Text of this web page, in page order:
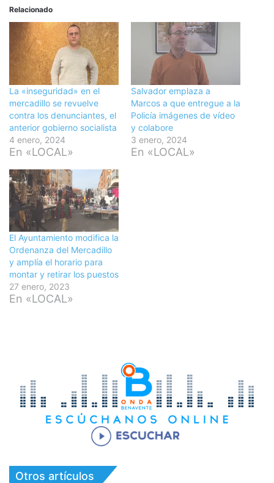
Relacionado
La «inseguridad» en el
mercadillo se revuelve
contra los denunciantes, el
anterior gobierno socialista
4 enero, 2024
En «LOCAL»
Salvador emplaza a
Marcos a que entregue a la
Policía imágenes de vídeo
y colabore
3 enero, 2024
En «LOCAL»
El Ayuntamiento modifica la
Ordenanza del Mercadillo
y amplía el horario para
montar y retirar los puestos
27 enero, 2023
En «LOCAL»
Otros artículos